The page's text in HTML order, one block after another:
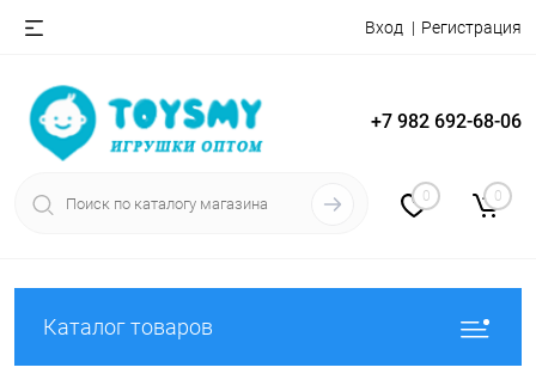
Вход Регистрация
+7 982 692-68-06
0 0
Каталог товаров